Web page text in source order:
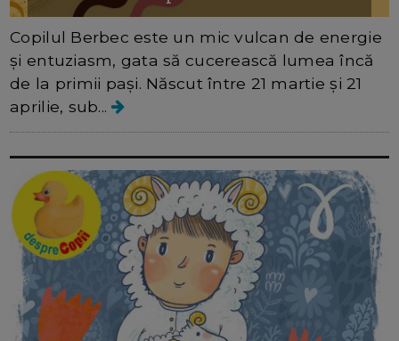
Copilul Berbec este un mic vulcan de energie
și entuziasm, gata să cucerească lumea încă
de la primii pași. Născut între 21 martie și 21
aprilie, sub...